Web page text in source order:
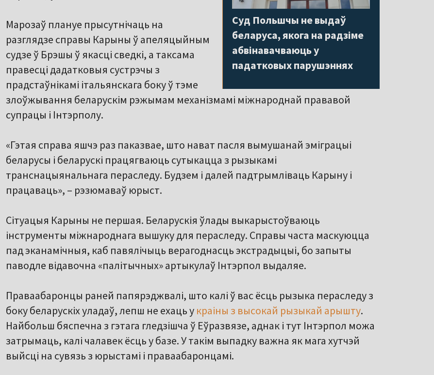
Суд Польшчы не выдаў
беларуса, якога на радзіме
абвінавачваюць у
падатковых парушэннях
Марозаў плануе прысутнічаць на
разглядзе справы Карыны ў апеляцыйным
судзе ў Брэшы ў якасці сведкі, а таксама
правесці дадатковыя сустрэчы з
прадстаўнікамі італьянскага боку ў тэме
злоўжывання беларускім рэжымам механізмамі міжнароднай прававой
супрацы і Інтэрполу.
«Гэтая справа яшчэ раз паказвае, што нават пасля вымушанай эміграцыі
беларусы і беларускі працягваюць сутыкацца з рызыкамі
транснацыянальнага пераследу. Будзем і далей падтрымліваць Карыну і
працаваць», – рэзюмаваў юрыст.
Сітуацыя Карыны не першая. Беларускія ўлады выкарыстоўваюць
інструменты міжнароднага вышуку для пераследу. Справы часта маскуюцца
пад эканамічныя, каб павялічыць верагоднасць экстрадыцыі, бо запыты
паводле відавочна «палітычных» артыкулаў Інтэрпол выдаляе.
Праваабаронцы раней папярэджвалі, што калі ў вас ёсць рызыка пераследу з
боку беларускіх уладаў, лепш не ехаць у краіны з высокай рызыкай арышту.
Найбольш бяспечна з гэтага гледзішча ў Еўразвязе, аднак і тут Інтэрпол можа
затрымаць, калі чалавек ёсць у базе. У такім выпадку важна як мага хутчэй
выйсці на сувязь з юрыстамі і праваабаронцамі.